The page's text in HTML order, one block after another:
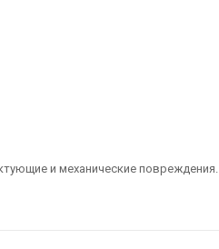
и механические повреждения.